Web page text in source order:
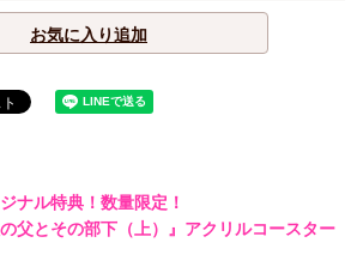
お気に入り追加
ナル特典！数量限定！
父とその部下（上）』アクリルコースター